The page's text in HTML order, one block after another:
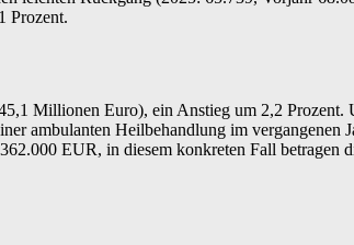
Prozent.
Millionen Euro), ein Anstieg um 2,2 Prozent.
ambulanten Heilbehandlung im vergangenen
EUR, in diesem konkreten Fall betragen